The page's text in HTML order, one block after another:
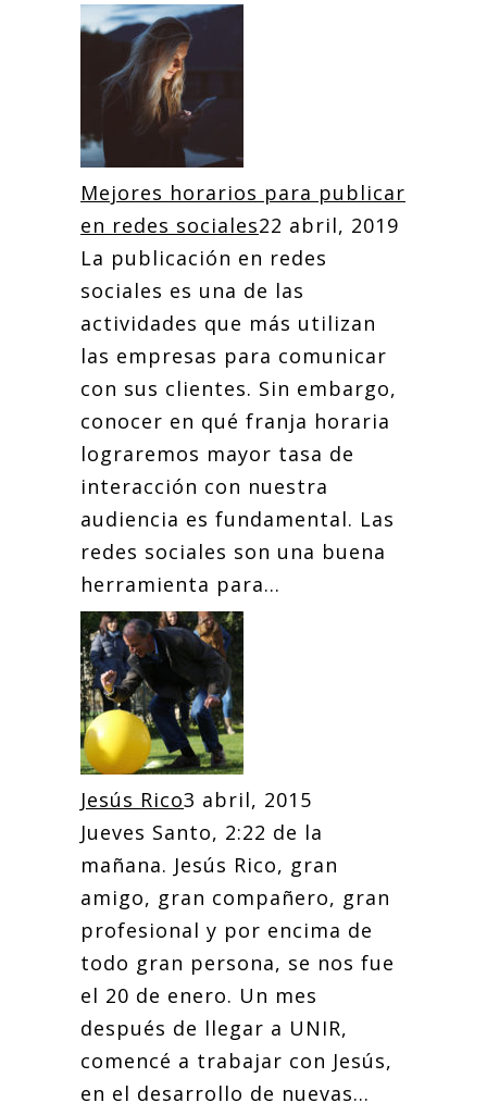
Mejores horarios para publicar
en redes sociales22 abril, 2019
La publicación en redes
sociales es una de las
actividades que más utilizan
las empresas para comunicar
con sus clientes. Sin embargo,
conocer en qué franja horaria
lograremos mayor tasa de
interacción con nuestra
audiencia es fundamental. Las
redes sociales son una buena
herramienta para...
Jesús Rico3 abril, 2015
Jueves Santo, 2:22 de la
mañana. Jesús Rico, gran
amigo, gran compañero, gran
profesional y por encima de
todo gran persona, se nos fue
el 20 de enero. Un mes
después de llegar a UNIR,
comencé a trabajar con Jesús,
en el desarrollo de nuevas...